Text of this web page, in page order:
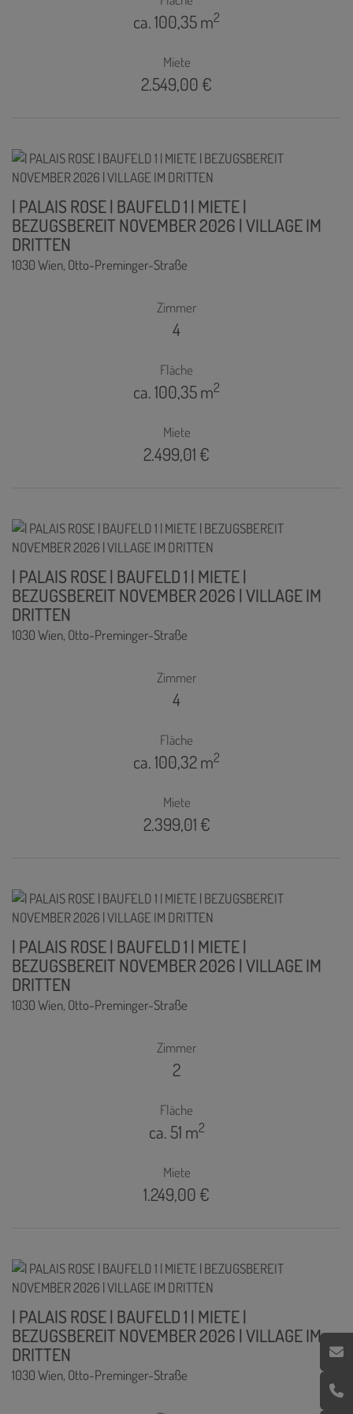
ca. 100,35 m2
Miete
2.549,00 €
| PALAIS ROSE | BAUFELD 1 | MIETE |
BEZUGSBEREIT NOVEMBER 2026 | VILLAGE IM
DRITTEN
1030 Wien, Otto-Preminger-Straße
Zimmer
4
Fläche
ca. 100,35 m2
Miete
2.499,01 €
| PALAIS ROSE | BAUFELD 1 | MIETE |
BEZUGSBEREIT NOVEMBER 2026 | VILLAGE IM
DRITTEN
1030 Wien, Otto-Preminger-Straße
Zimmer
4
Fläche
ca. 100,32 m2
Miete
2.399,01 €
| PALAIS ROSE | BAUFELD 1 | MIETE |
BEZUGSBEREIT NOVEMBER 2026 | VILLAGE IM
DRITTEN
1030 Wien, Otto-Preminger-Straße
Zimmer
2
Fläche
ca. 51 m2
Miete
1.249,00 €
| PALAIS ROSE | BAUFELD 1 | MIETE |
BEZUGSBEREIT NOVEMBER 2026 | VILLAGE IM
DRITTEN
1030 Wien, Otto-Preminger-Straße